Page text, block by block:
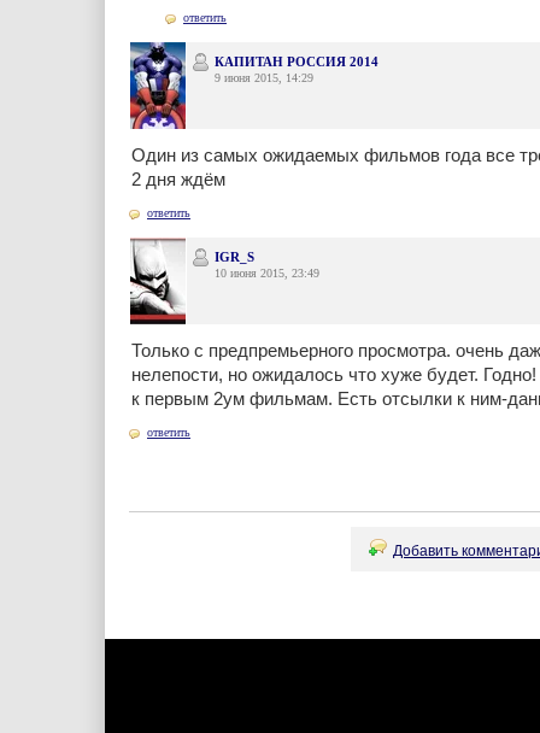
ответить
КАПИТАН РОССИЯ 2014
9 июня 2015, 14:29
Один из самых ожидаемых фильмов года все
2 дня ждём
ответить
IGR_S
10 июня 2015, 23:49
Только с предпремьерного просмотра. очень
нелепости, но ожидалось что хуже будет.
к первым 2ум фильмам. Есть отсылки к ним-
ответить
Добавить